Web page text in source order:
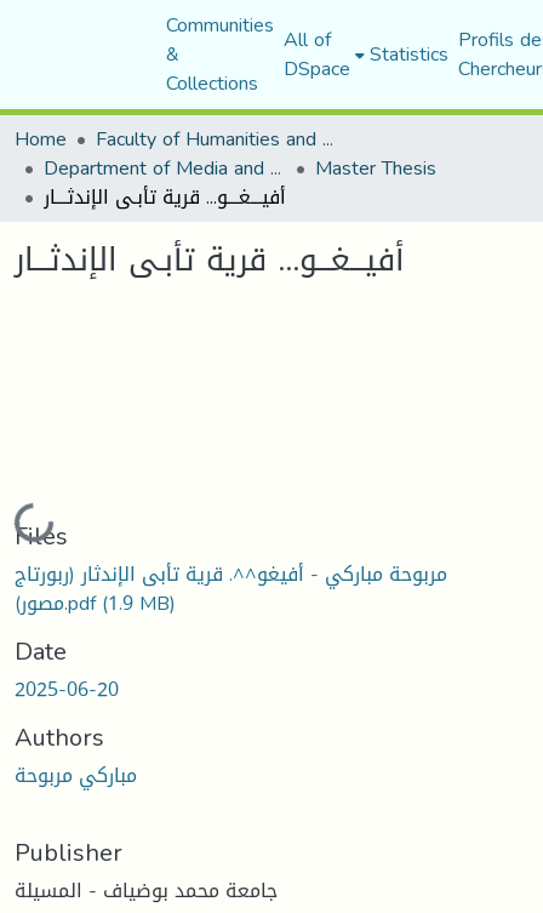
Communities
&
Collections
All of
DSpace Statistics Profils
Home
Faculty of Humanities and Social Sciences
Department of Media and Communication Studies Master Thesis
أفيـــغـــو... قرية تأبـى الإندثـــار
أفيـــغـــو... قرية تأبـى الإندثـــار
Loading...
Files
مربوحة مباركي - أفيغو^^. قرية تأبى الإندثار (ربورتاج
مصور).pdf(1.9 MB)
Date
2025-06-20
Authors
مباركي مربوحة
Publisher
جامعة محمد بوضياف - المسيلة